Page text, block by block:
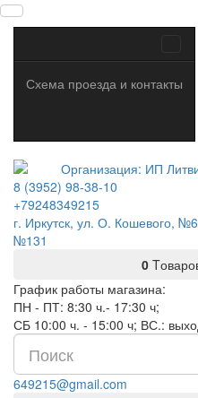
Схема проезда и контакты
8 (3952) 98-38-10
+79248349215
г. Иркутск, ул. О. Кошевого,
№131
0
График работы магазина:
ПН - ПТ: 8:30 ч.- 17:30 ч;
СБ 10:00 ч. - 15:00 ч; ВС.:
649215@gmail.com